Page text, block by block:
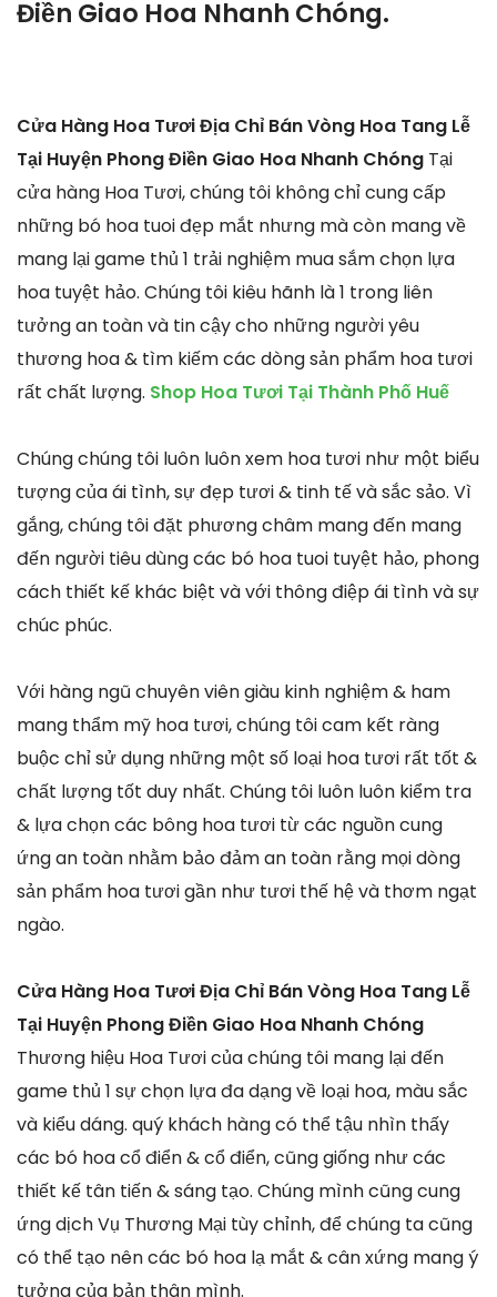
Điền Giao Hoa Nhanh Chóng.
Cửa Hàng Hoa Tươi Địa Chỉ Bán Vòng Hoa Tang Lễ
Tại Huyện Phong Điền Giao Hoa Nhanh Chóng Tại
cửa hàng Hoa Tươi, chúng tôi không chỉ cung cấp
những bó hoa tuoi đẹp mắt nhưng mà còn mang về
mang lại game thủ 1 trải nghiệm mua sắm chọn lựa
hoa tuyệt hảo. Chúng tôi kiêu hãnh là 1 trong liên
tưởng an toàn và tin cậy cho những người yêu
thương hoa & tìm kiếm các dòng sản phẩm hoa tươi
rất chất lượng. Shop Hoa Tươi Tại Thành Phố Huế
Chúng chúng tôi luôn luôn xem hoa tươi như một biểu
tượng của ái tình, sự đẹp tươi & tinh tế và sắc sảo. Vì
gắng, chúng tôi đặt phương châm mang đến mang
đến người tiêu dùng các bó hoa tuoi tuyệt hảo, phong
cách thiết kế khác biệt và với thông điệp ái tình và sự
chúc phúc.
Với hàng ngũ chuyên viên giàu kinh nghiệm & ham
mang thẩm mỹ hoa tươi, chúng tôi cam kết ràng
buộc chỉ sử dụng những một số loại hoa tươi rất tốt &
chất lượng tốt duy nhất. Chúng tôi luôn luôn kiểm tra
& lựa chọn các bông hoa tươi từ các nguồn cung
ứng an toàn nhằm bảo đảm an toàn rằng mọi dòng
sản phẩm hoa tươi gần như tươi thế hệ và thơm ngạt
ngào.
Cửa Hàng Hoa Tươi Địa Chỉ Bán Vòng Hoa Tang Lễ
Tại Huyện Phong Điền Giao Hoa Nhanh Chóng
Thương hiệu Hoa Tươi của chúng tôi mang lại đến
game thủ 1 sự chọn lựa đa dạng về loại hoa, màu sắc
và kiểu dáng. quý khách hàng có thể tậu nhìn thấy
các bó hoa cổ điển & cổ điển, cũng giống như các
thiết kế tân tiến & sáng tạo. Chúng mình cũng cung
ứng dịch Vụ Thương Mại tùy chỉnh, để chúng ta cũng
có thể tạo nên các bó hoa lạ mắt & cân xứng mang ý
tưởng của bản thân mình.